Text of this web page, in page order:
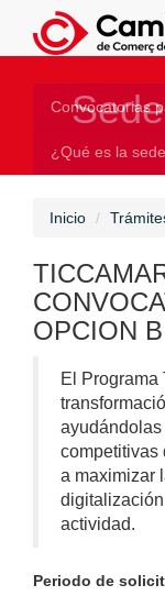
Convocatorias
¿Qué es la
Inicio
OPCION B
El Programa
competitivas
a maximizar
actividad.
Periodo de